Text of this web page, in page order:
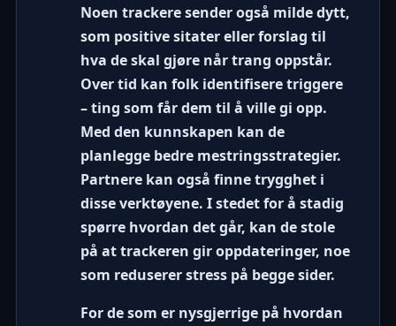
Noen trackere sender også milde dytt,
som positive sitater eller forslag til
hva de skal gjøre når trang oppstår.
Over tid kan folk identifisere triggere
– ting som får dem til å ville gi opp.
Med den kunnskapen kan de
planlegge bedre mestringsstrategier.
Partnere kan også finne trygghet i
disse verktøyene. I stedet for å stadig
spørre hvordan det går, kan de stole
på at trackeren gir oppdateringer, noe
som reduserer stress på begge sider.
For de som er nysgjerrige på hvordan